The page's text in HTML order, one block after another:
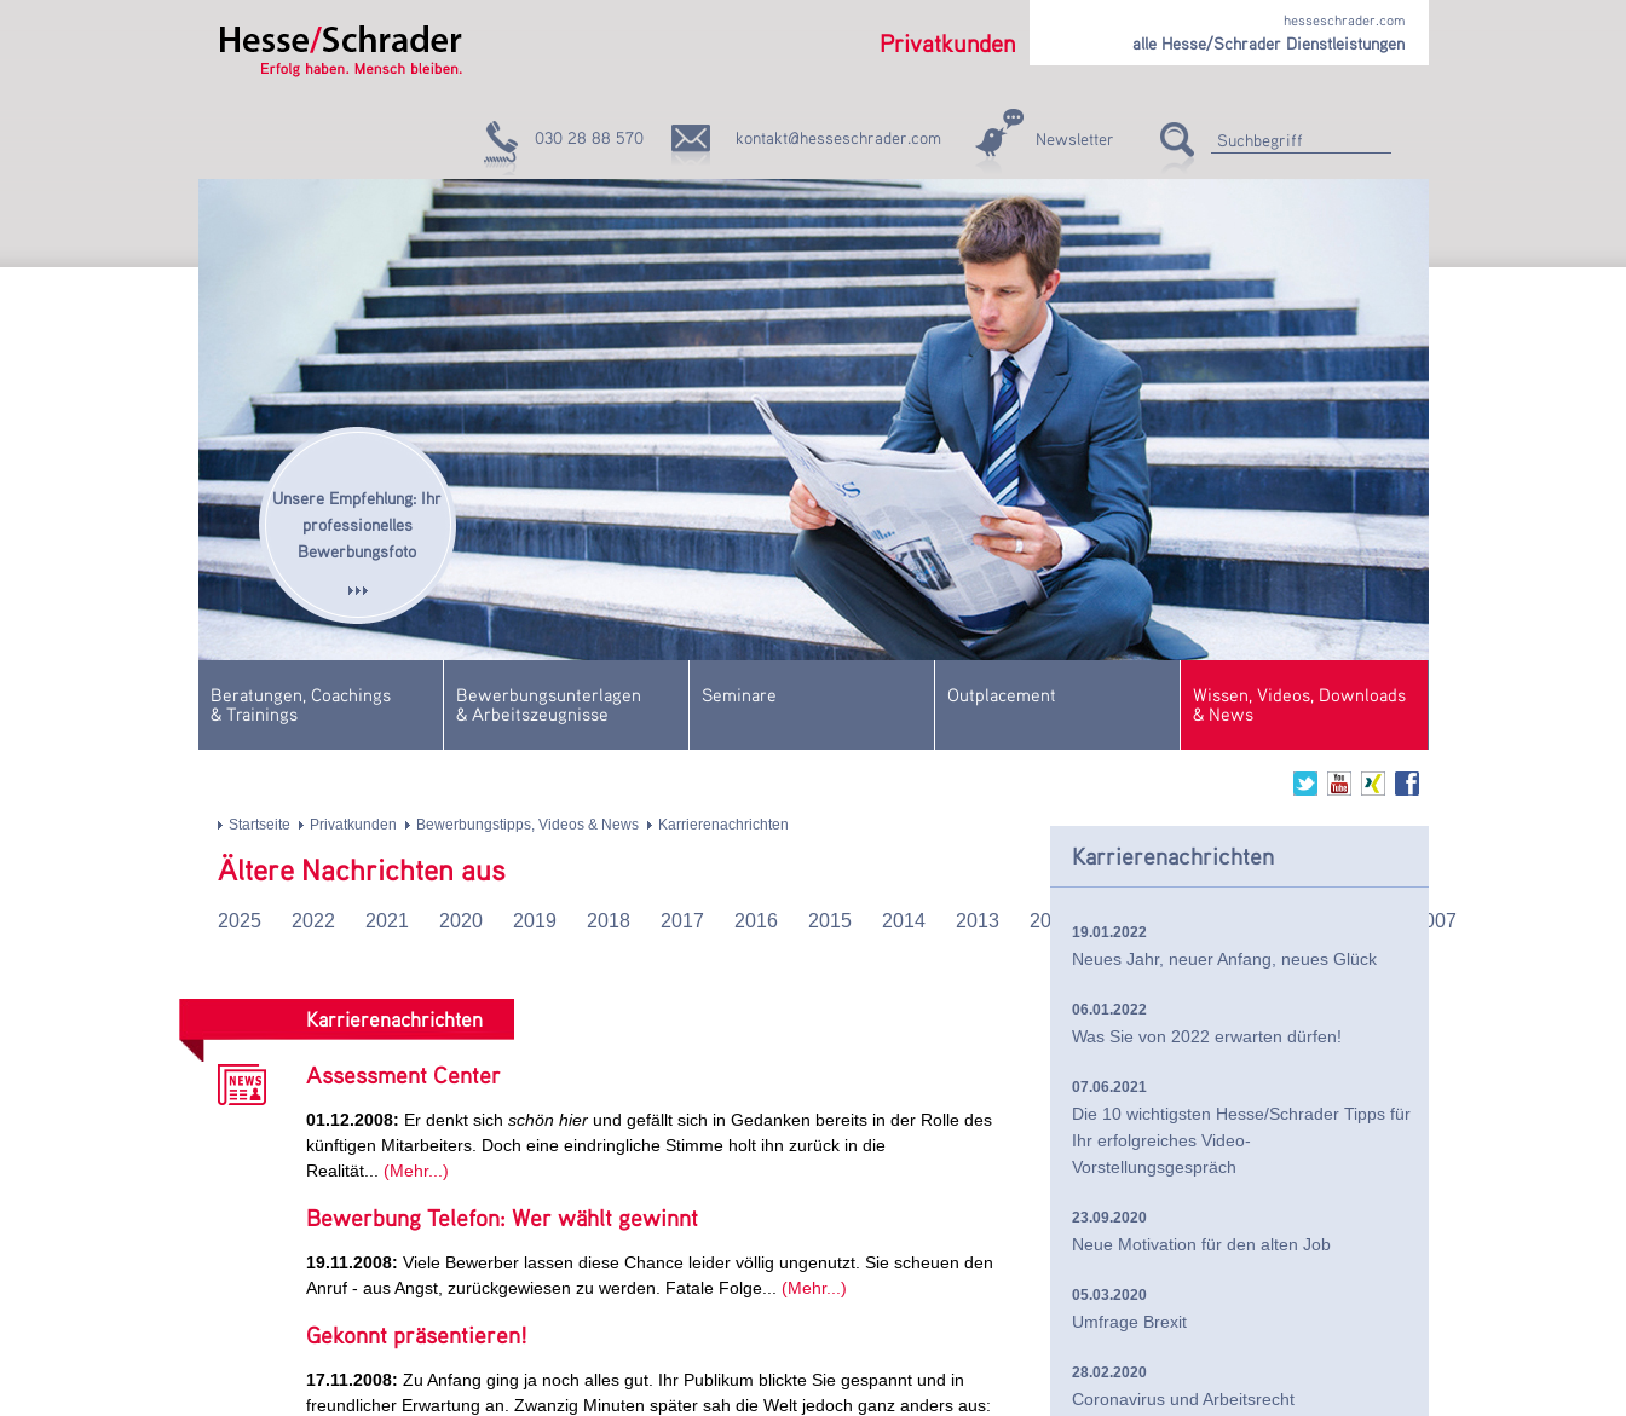
030 28 88 570 kontakt@hesseschrader.com Newsletter
Beratungen, Coachings
& Trainings
Bewerbungsunterlagen
& Arbeitszeugnisse
Seminare Outplacement
Wissen, Videos, Downloads
& News
Startseite Privatkunden Bewerbungstipps, Videos & News Karrierenachrichten
Ältere Nachrichten aus
2025 2022 2021 2020 2019 2018 2017 2016 2015 2014 2013 2012 2007
Karrierenachrichten
Assessment Center
01.12.2008: Er denkt sich schön hierund gefällt sich in Gedanken bereits in der Rolle des
künftigen Mitarbeiters. Doch eine eindringliche Stimme holt ihn zurück in die
Realität... (Mehr...)
Bewerbung Telefon: Wer wählt gewinnt
19.11.2008: Viele Bewerber lassen diese Chance leider völlig ungenutzt. Sie scheuen den
Anruf - aus Angst, zurückgewiesen zu werden. Fatale Folge... (Mehr...)
Gekonnt präsentieren!
17.11.2008: Zu Anfang ging ja noch alles gut. Ihr Publikum blickte Sie gespannt und in
freundlicher Erwartung an. Zwanzig Minuten später sah die Welt jedoch ganz anders aus:
Karrierenachrichten
19.01.2022
Neues Jahr, neuer Anfang, neues Glück
06.01.2022
Was Sie von 2022 erwarten dürfen!
07.06.2021
Die 10 wichtigsten Hesse/Schrader Tipps für
Ihr erfolgreiches Video-
Vorstellungsgespräch
23.09.2020
Neue Motivation für den alten Job
05.03.2020
Umfrage Brexit
28.02.2020
Coronavirus und Arbeitsrecht
Privatkunden
hesseschrader.com
alle Hesse/Schrader Dienstleistungen
Unsere Empfehlung: Ihr
professionelles
Bewerbungsfoto